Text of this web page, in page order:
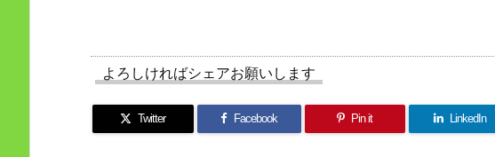
よろしければシェアお願いします
Twitter Facebook Pin it LinkedIn